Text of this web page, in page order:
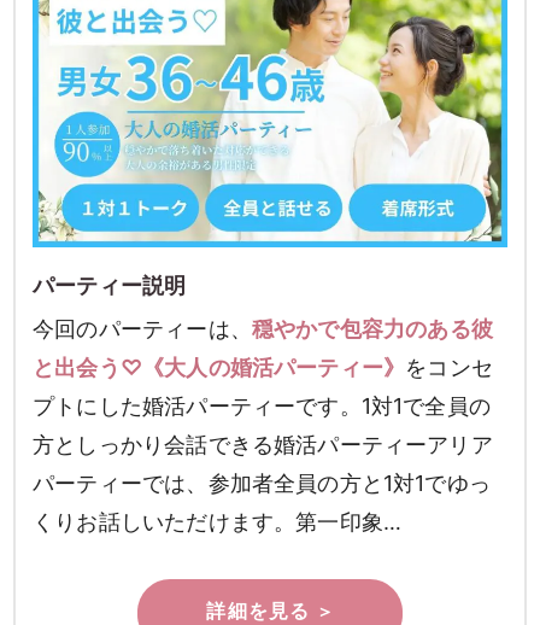
パーティー説明
今回のパーティーは、 穏やかで包容力のある彼
と出会う♡《大人の婚活パーティー》 をコンセ
プトにした婚活パーティーです。1対1で全員の
方としっかり会話できる婚活パーティーアリア
パーティーでは、参加者全員の方と1対1でゆっ
くりお話しいただけます。第一印象…